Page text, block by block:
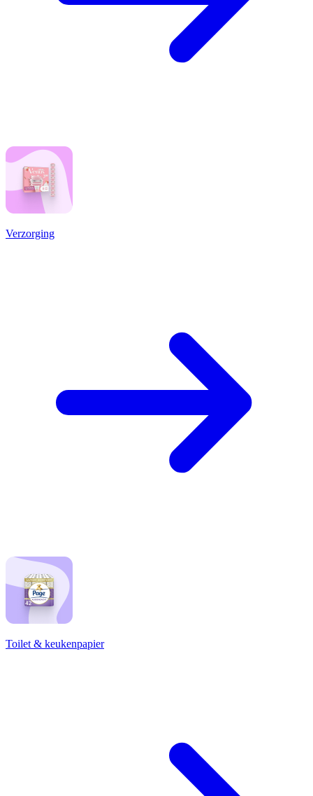
Verzorging
Toilet & keukenpapier